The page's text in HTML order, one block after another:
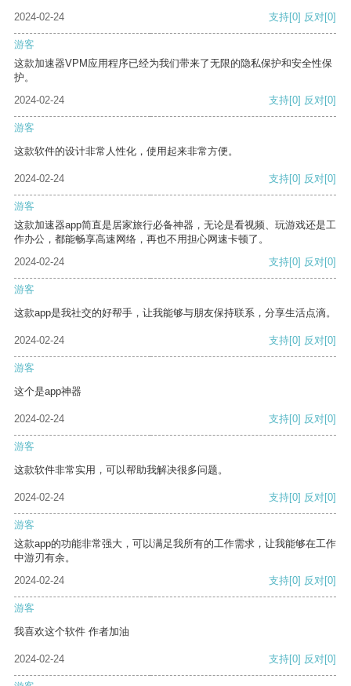
2024-02-24 支持[0] 反对[0]
游客
这款加速器VPM应用程序已经为我们带来了无限的隐私保护和安全性保
护。
2024-02-24
支持[0] 反对[0]
游客
这款软件的设计非常人性化，使用起来非常方便。
2024-02-24 支持[0] 反对[0]
游客
这款加速器app简直是居家旅行必备神器，无论是看视频、玩游戏还是工
作办公，都能畅享高速网络，再也不用担心网速卡顿了。
2024-02-24
支持[0] 反对[0]
游客
这款app是我社交的好帮手，让我能够与朋友保持联系，分享生活点滴。
2024-02-24 支持[0] 反对[0]
游客
这个是app神器
2024-02-24 支持[0] 反对[0]
游客
这款软件非常实用，可以帮助我解决很多问题。
2024-02-24 支持[0] 反对[0]
游客
这款app的功能非常强大，可以满足我所有的工作需求，让我能够在工作
中游刃有余。
2024-02-24
支持[0] 反对[0]
游客
我喜欢这个软件 作者加油
2024-02-24 支持[0] 反对[0]